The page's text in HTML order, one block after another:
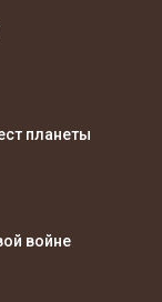
планеты
войне